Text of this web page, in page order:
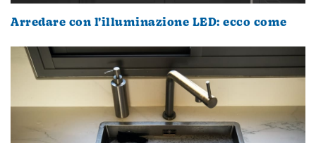
Arredare con l’illuminazione LED: ecco come